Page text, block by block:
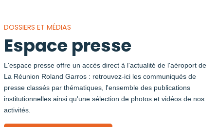
DOSSIERS ET MÉDIAS
Espace presse
L'espace presse offre un accès direct à l'actualité de l'aéroport de
La Réunion Roland Garros : retrouvez-ici les communiqués de
presse classés par thématiques, l'ensemble des publications
institutionnelles ainsi qu'une sélection de photos et vidéos de nos
activités.